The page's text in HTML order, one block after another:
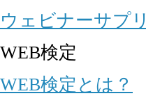
ウェビナーサプリ
WEB検定
WEB検定とは？